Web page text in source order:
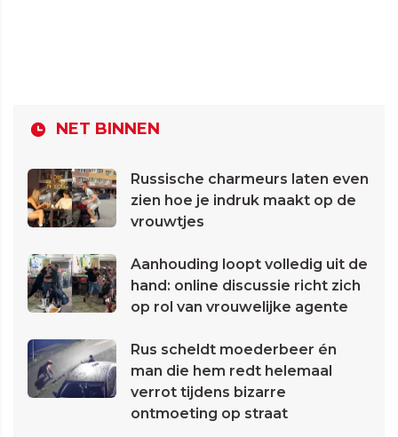
NET BINNEN
Russische charmeurs laten even
zien hoe je indruk maakt op de
vrouwtjes
Aanhouding loopt volledig uit de
hand: online discussie richt zich
op rol van vrouwelijke agente
Rus scheldt moederbeer én
man die hem redt helemaal
verrot tijdens bizarre
ontmoeting op straat